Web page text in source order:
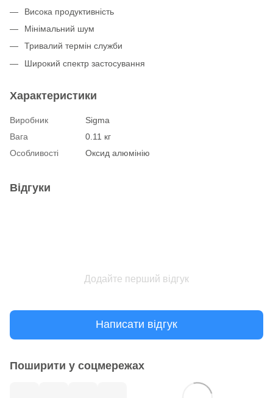
Висока продуктивність
Мінімальний шум
Тривалий термін служби
Широкий спектр застосування
Характеристики
Виробник
Sigma
Вага
0.11 кг
Особливості
Оксид алюмінію
Відгуки
Додайте перший відгук
Написати відгук
Поширити у соцмережах